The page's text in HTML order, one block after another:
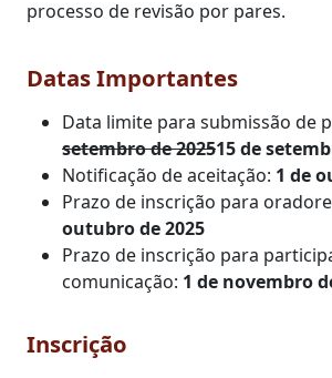
processo de revisão por pares.
Datas Importantes
Data limite para submissão de
setembro de 202515 de
Notificação de aceitação: 1 de
Prazo de inscrição para
outubro de 2025
Prazo de inscrição para
comunicação: 1 de novembro
Inscrição